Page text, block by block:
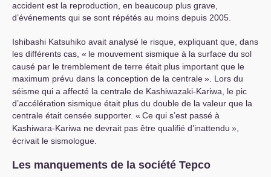
accident est la reproduction, en beaucoup plus grave,
d’événements qui se sont répétés au moins depuis 2005.
Ishibashi Katsuhiko avait analysé le risque, expliquant que, dans
les différents cas, « le mouvement sismique à la surface du sol
causé par le tremblement de terre était plus important que le
maximum prévu dans la conception de la centrale». Lors du
séisme qui a affecté la centrale de Kashiwazaki-Kariwa, le pic
d’accélération sismique était plus du double de la valeur que la
centrale était censée supporter. « Ce qui s’est passé à
Kashiwara-Kariwa ne devrait pas être qualifié d’inattendu »,
écrivait le sismologue.
Les manquements de la société Tepco